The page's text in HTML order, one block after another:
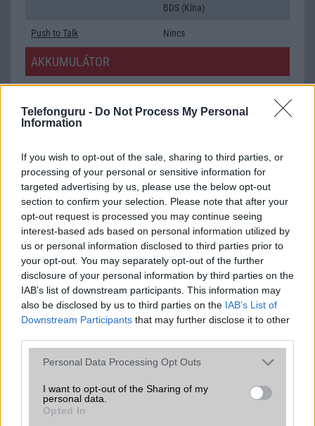
Telefonguru - Do Not Process My Personal
Information
If you wish to opt-out of the sale, sharing to third parties, or
processing of your personal or sensitive information for
targeted advertising by us, please use the below opt-out
section to confirm your selection. Please note that after your
opt-out request is processed you may continue seeing
interest-based ads based on personal information utilized by
us or personal information disclosed to third parties prior to
your opt-out. You may separately opt-out of the further
disclosure of your personal information by third parties on the
IAB’s list of downstream participants. This information may
also be disclosed by us to third parties on the IAB’s List of
Downstream Participants that may further disclose it to other
Please note that this website/app uses one or more Google
not limited to your visit or usage behaviour. You may click to
grant or deny consent to Google and its third-party tags to
use your data for below specified purposes in below Google
Personal Data Processing Opt Outs
I want to opt-out of the Sharing of my
personal data.
Opted In
BDS (Kína)
Push to Talk Nincs
AKKUMULÁTOR
Típus Li-Ion
Készenléti idő h /
Cserélhetőség
Az akkumulátor nem vehetõ ki!
Beszélgetési idő h /
Gyorstöltés
Nincs publikus adat!
ALKALMAZÁSOK ÉS ÉRZÉKELŐK
Java Nincs
Flash/Ujjlenyomat olvasó Fingerprint sensor
SNS integráció alap szolgáltatás
Organizer alap szolgáltatás
T9 szótár alkalmazás független szótár
Office alkalmazások
DV = Document viewer (Word,
Excel, PowerPoint, PDF)
Iránytũ ecompass
Extrák